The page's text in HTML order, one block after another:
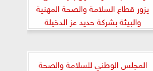
يزور قطاع السلامة والصحة المهنية
والبيئة بشركة حديد عز الدخيلة
المجلس الوطني للسلامة والصحة